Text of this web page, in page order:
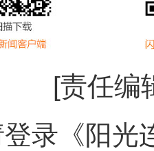
[责任编
录《阳光